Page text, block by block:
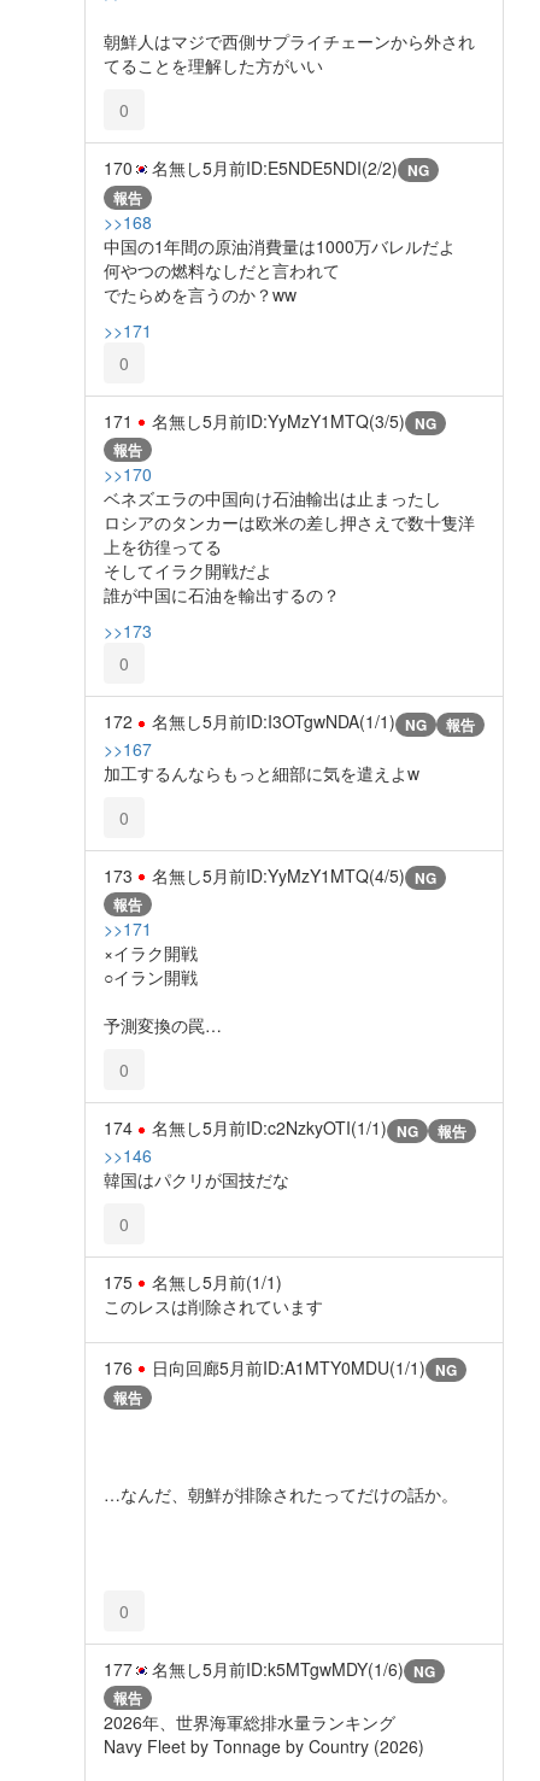
朝鮮人はマジで西側サプライチェーンから外され
てることを理解した方がいい
0
170 名無し5月前ID:E5NDE5NDI(2/2) NG
報告
>>168
中国の1年間の原油消費量は1000万バレルだよ
何やつの燃料なしだと言われて
でたらめを言うのか？ww
>>171
0
171 名無し5月前ID:YyMzY1MTQ(3/5) NG
報告
>>170
ベネズエラの中国向け石油輸出は止まったし
ロシアのタンカーは欧米の差し押さえで数十隻洋
上を彷徨ってる
そしてイラク開戦だよ
誰が中国に石油を輸出するの？
>>173
0
172 名無し5月前ID:I3OTgwNDA(1/1) NG 報告
>>167
加工するんならもっと細部に気を遣えよw
0
173 名無し5月前ID:YyMzY1MTQ(4/5) NG
報告
>>171
×イラク開戦
○イラン開戦
予測変換の罠…
0
174 名無し5月前ID:c2NzkyOTI(1/1) NG 報告
>>146
韓国はパクリが国技だな
0
175 名無し5月前(1/1)
このレスは削除されています
176 日向回廊5月前ID:A1MTY0MDU(1/1) NG
報告
…なんだ、朝鮮が排除されたってだけの話か。
0
177 名無し5月前ID:k5MTgwMDY(1/6) NG
報告
2026年、世界海軍総排水量ランキング
Navy Fleet by Tonnage by Country (2026)